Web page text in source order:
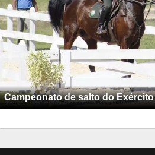
Campeonato de salto do